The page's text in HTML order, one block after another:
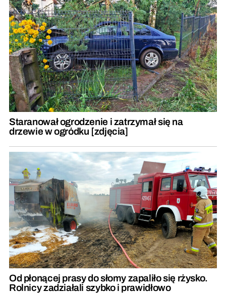
Staranował ogrodzenie i zatrzymał się na
drzewie w ogródku [zdjęcia]
Od płonącej prasy do słomy zapaliło się rżysko.
Rolnicy zadziałali szybko i prawidłowo